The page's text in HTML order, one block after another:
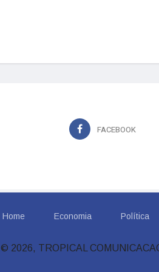
FACEBOOK
Home Economia Política
© 2026, TROPICAL